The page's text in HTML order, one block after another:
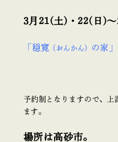
3月21(土)・22(日)
「穏寛 （おんかん） の家
予約制となりますので、上
ます。
場所は高砂市。